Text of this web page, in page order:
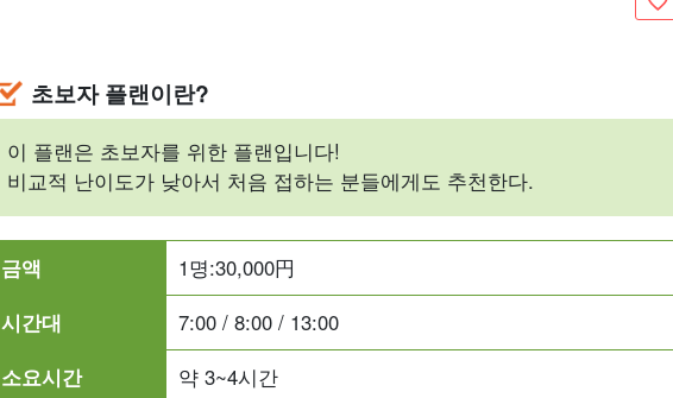
초보자 플랜이란?
이 플랜은 초보자를 위한 플랜입니다!
비교적 난이도가 낮아서 처음 접하는 분들에게도 추천한다.
금액 1명:30,000円
시간대
7:00 / 8:00 / 13:00
소요시간
약 3~4시간